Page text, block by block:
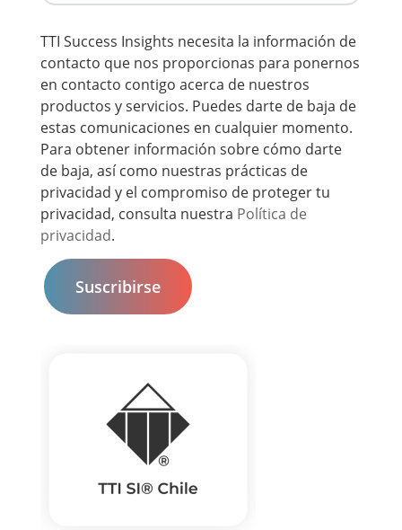
TTI Success Insights necesita la información de
contacto que nos proporcionas para ponernos
en contacto contigo acerca de nuestros
productos y servicios. Puedes darte de baja de
estas comunicaciones en cualquier momento.
Para obtener información sobre cómo darte
de baja, así como nuestras prácticas de
privacidad y el compromiso de proteger tu
privacidad, consulta nuestra Política de
privacidad.